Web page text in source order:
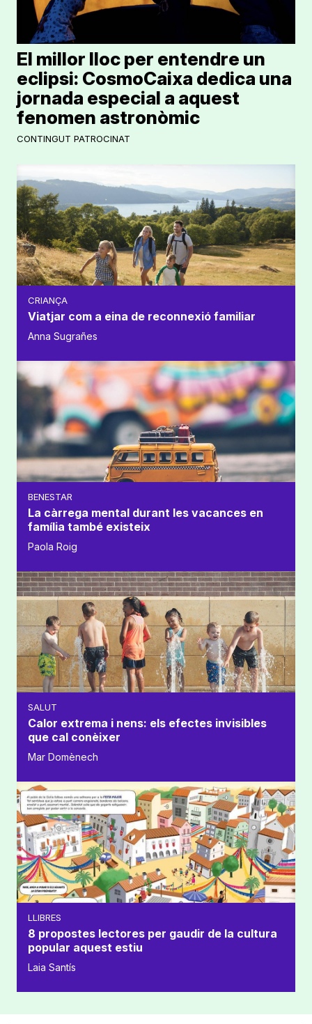
CONTINGUT PATROCINAT
El millor lloc per entendre un
eclipsi: CosmoCaixa dedica una
jornada especial a aquest
fenomen astronòmic
CRIANÇA
Viatjar com a eina de reconnexió familiar
Anna Sugrañes
BENESTAR
La càrrega mental durant les vacances en
família també existeix
Paola Roig
SALUT
Calor extrema i nens: els efectes invisibles
que cal conèixer
Mar Domènech
LLIBRES
8 propostes lectores per gaudir de la cultura
popular aquest estiu
Laia Santís